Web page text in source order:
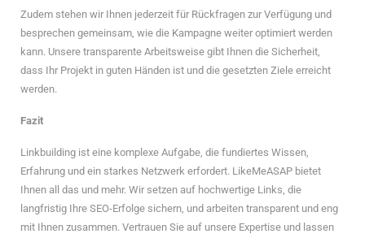
Zudem stehen wir Ihnen jederzeit für Rückfragen zur Verfügung und
besprechen gemeinsam, wie die Kampagne weiter optimiert werden
kann. Unsere transparente Arbeitsweise gibt Ihnen die Sicherheit,
dass Ihr Projekt in guten Händen ist und die gesetzten Ziele erreicht
werden.
Fazit
Linkbuilding ist eine komplexe Aufgabe, die fundiertes Wissen,
Erfahrung und ein starkes Netzwerk erfordert. LikeMeASAP bietet
Ihnen all das und mehr. Wir setzen auf hochwertige Links, die
langfristig Ihre SEO-Erfolge sichern, und arbeiten transparent und eng
mit Ihnen zusammen. Vertrauen Sie auf unsere Expertise und lassen